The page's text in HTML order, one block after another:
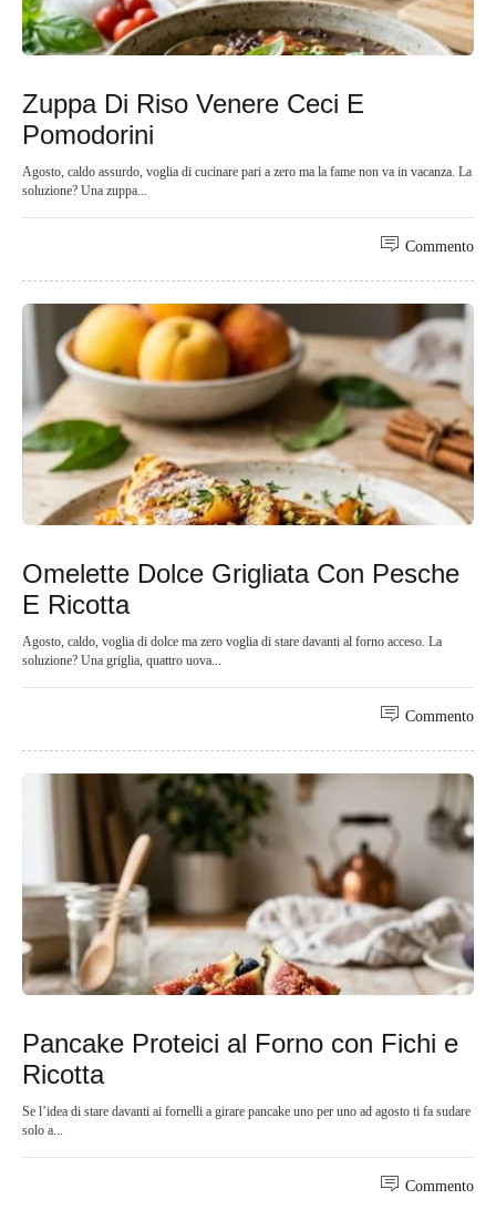
Zuppa Di Riso Venere Ceci E
Pomodorini
Agosto, caldo assurdo, voglia di cucinare pari a zero ma la fame non va in vacanza. La
soluzione? Una zuppa...
Commento
Omelette Dolce Grigliata Con Pesche
E Ricotta
Agosto, caldo, voglia di dolce ma zero voglia di stare davanti al forno acceso. La
soluzione? Una griglia, quattro uova...
Commento
Pancake Proteici al Forno con Fichi e
Ricotta
Se l’idea di stare davanti ai fornelli a girare pancake uno per uno ad agosto ti fa sudare
solo a...
Commento